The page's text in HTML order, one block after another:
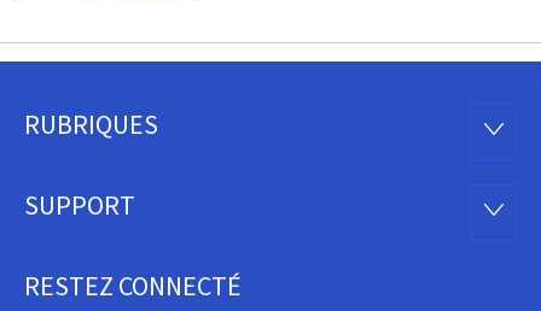
Pied
page
RUBRIQUES
SUPPORT
RESTEZ CONNECTÉ